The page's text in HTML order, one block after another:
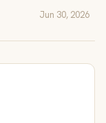
Jun 30, 2026